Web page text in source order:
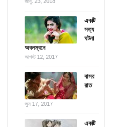
একটি
সত্য
ঘটনা
অবলম্বনে
আগস্ট 12, 2017
বাসর
রাত
জুন 17, 2017
একটি